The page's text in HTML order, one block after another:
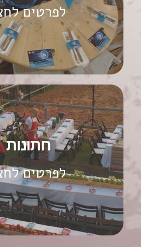
לפרטים
לפרטים נוספים
חתונות
לפרטים
קייטרינג
אנו כאן לעשות לכם את האירוע
לא עוד אירוע, זהו היום החשוב
לפרטים נוספים